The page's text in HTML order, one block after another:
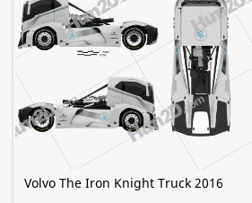
Volvo The Iron Knight Truck 2016